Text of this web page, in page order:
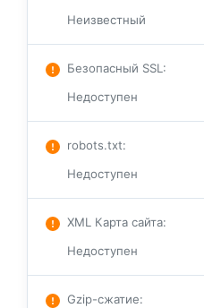
Неизвестный
Безопасный SSL:
Недоступен
robots.txt:
Недоступен
XML Карта сайта:
Недоступен
Gzip-сжатие: